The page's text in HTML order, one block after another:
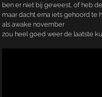
ben er niet bij geweest, of heb
maar dacht erna iets gehoord te
als awake november
zou heel goed weer de laatste